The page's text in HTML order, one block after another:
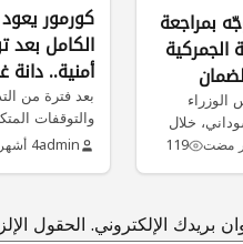
بمراجعة
الجمركية
لضمان
خلال
للمجلس
يوم…
119
كورمور يعود
الكامل بعد
أمنية.. دانة
عملياتها
بعد فترة من
والتوقفات
عجلة الإنتاج
كامل في
admin4 أشهر مضت
بريدك الإلكتروني.الحقول